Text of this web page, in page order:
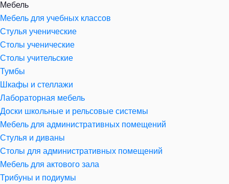
Мебель
Мебель для учебных классов
Стулья ученические
Столы ученические
Столы учительские
Тумбы
Шкафы и стеллажи
Лабораторная мебель
Доски школьные и рельсовые системы
Мебель для административных помещений
Стулья и диваны
Столы для административных помещений
Мебель для актового зала
Трибуны и подиумы